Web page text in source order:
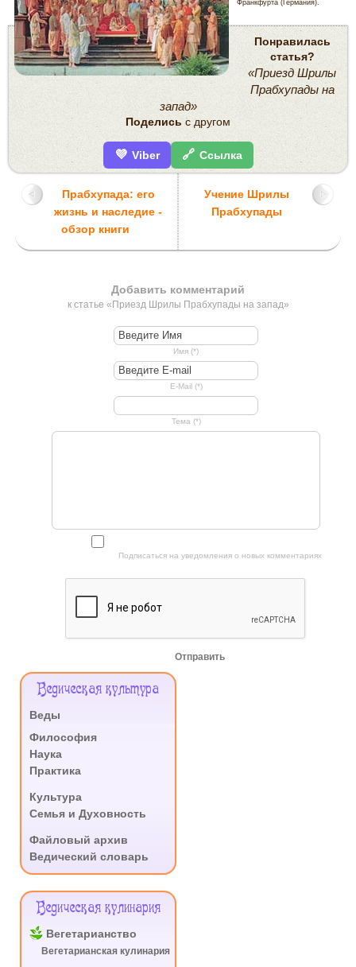
Франкфурта (Германия).
Понравилась
статья?
«Приезд Шрилы
Прабхупады на
запад»
Поделись с другом
💜 Viber 🔗 Ссылка
Прабхупада: его
жизнь и наследие -
обзор книги
Учение Шрилы
Прабхупады
Добавить комментарий
к статье «Приезд Шрилы Прабхупады на запад»
Имя (*)
E-Mail (*)
Тема (*)
Подписаться на уведомления о новых комментариях
Отправить
Меню
Ведическая культура
Веды
Философия
Наука
Практика
Культура
Семья и Духовность
Файловый архив
Ведический словарь
Ведическая кулинария
Вегетарианство
Вегетарианская кулинария